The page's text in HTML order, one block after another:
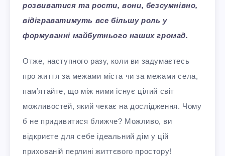
розвиватися та рости, вони, безсумнівно,
відіграватимуть все більшу роль у
формуванні майбутнього наших громад.
Отже, наступного разу, коли ви задумаєтесь
про життя за межами міста чи за межами села,
пам’ятайте, що між ними існує цілий світ
можливостей, який чекає на дослідження. Чому
б не придивитися ближче? Можливо, ви
відкриєте для себе ідеальний дім у цій
прихованій перлині життєвого простору!